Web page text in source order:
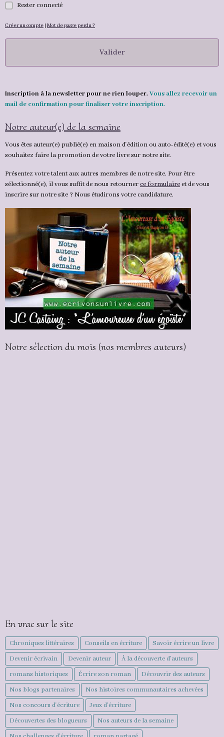
Rester connecté
Créer un compte | Mot de passe perdu ?
Valider
Inscription à la newsletter pour ne rien louper. Vous allez recevoir un
mail de confirmation pour finaliser votre inscription.
Notre auteur(e) de la semaine
Vous êtes auteur(e) publié(e) en maison d'édition ou auto-édité(e) et vous
souhaitez faire la promotion de votre livre sur notre site.
Présentez votre talent aux autres membres de notre site. Pour être
sélectionné(e), il vous suffit de nous retournerce formulaireet de vous
inscrire sur notre site ? Nous étudirons votre candidature.
Notre sélection du mois (nos membres auteurs)
En vrac sur le site
Chroniques littéraires Conseils en écriture
Savoir écrire un livre
Devenir écrivain
Devenir auteur
À la découverte d'auteurs
romans historiques
Écrire son roman
Découvrir des auteurs
Nos blogs partenaires
Nos histoires communautaires achevées
Nos concours d'écriture
Jeux d'écriture
Découvertes des blogueurs
Nos auteurs de la semaine